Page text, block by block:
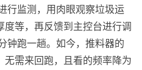
行监测，用肉眼观察垃圾运
等，再反馈到主控台进行调
钟跑一趟。如今，推料器的
需来回跑，且看的频率降为